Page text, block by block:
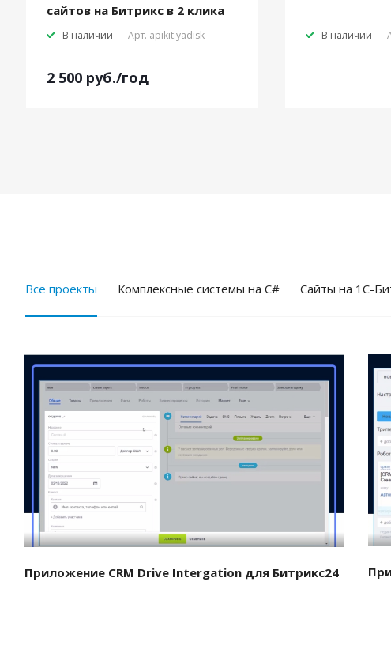
сайтов на Битрикс в 2 клика
В наличии Арт. apikit.yadisk
2 500 руб./год
В наличии
Все проекты Комплексные системы на C# Cайты на 1С-
Смотреть проект
Приложение CRM Drive Intergation для Битрикс24